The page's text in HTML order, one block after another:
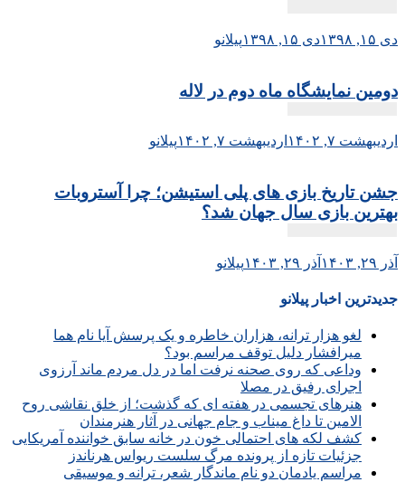
دی ۱۵, ۱۳۹۸ دی ۱۵, ۱۳۹۸ پیلانو
دومین نمایشگاه ماه دوم در لاله
اردیبهشت ۷, ۱۴۰۲ اردیبهشت ۷, ۱۴۰۲ پیلانو
جشن تاریخ بازی های پلی استیشن؛ چرا آستروبات
بهترین بازی سال جهان شد؟
آذر ۲۹, ۱۴۰۳ آذر ۲۹, ۱۴۰۳ پیلانو
جدیدترین اخبار پیلانو
لغو هزار ترانه، هزاران خاطره و یک پرسش آیا نام هما
میرافشار دلیل توقف مراسم بود؟
وداعی که روی صحنه نرفت اما در دل مردم ماند آرزوی
اجرای رفیق در مصلا
هنرهای تجسمی در هفته ای که گذشت؛ از خلق نقاشی روح
الامین تا داغ میناب و جام جهانی در آثار هنرمندان
کشف لکه های احتمالی خون در خانه سابق خواننده آمریکایی
جزئیات تازه از پرونده مرگ سلست ریواس هرناندز
مراسم یادمان دو نام ماندگار شعر، ترانه و موسیقی